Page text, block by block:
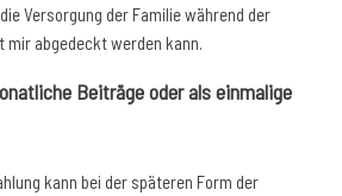
Versorgung der Familie während der
abgedeckt werden kann.
Beiträge oder als einmalige
kann bei der späteren Form der